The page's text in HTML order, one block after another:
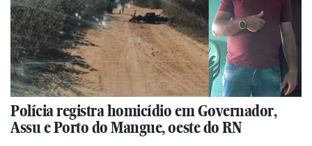
Polícia registra homicídio em Governador,
Assu e Porto do Mangue, oeste do RN